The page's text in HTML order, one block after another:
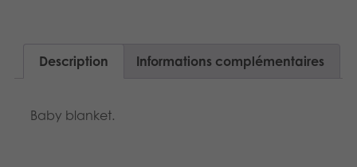
Description Informations complémentaires
Baby blanket.